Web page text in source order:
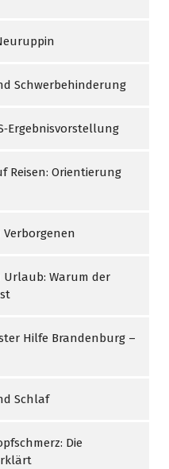
Schwerbehinderung
Reisen: Orientierung
Urlaub: Warum der
Hilfe Brandenburg –
Schlaf
Die